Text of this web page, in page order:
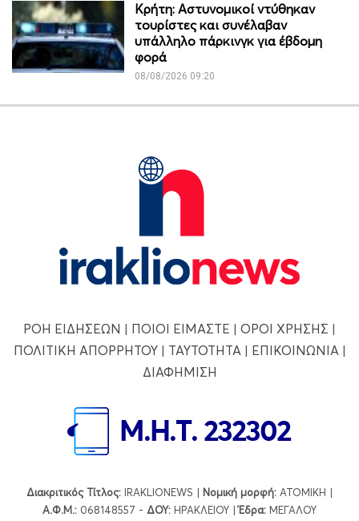
Κρήτη: Αστυνομικοί ντύθηκαν
τουρίστες και συνέλαβαν
υπάλληλο πάρκινγκ για έβδομη
φορά
08/08/2026 09:20
ΡΟΗ ΕΙΔΗΣΕΩΝ | ΠΟΙΟΙ ΕΙΜΑΣΤΕ | ΟΡΟΙ ΧΡΗΣΗΣ |
ΠΟΛΙΤΙΚΗ ΑΠΟΡΡΗΤΟΥ| ΤΑΥΤΟΤΗΤΑ| ΕΠΙΚΟΙΝΩΝΙΑ|
ΔΙΑΦΗΜΙΣΗ
Διακριτικός Τίτλος: IRAKLIONEWS | Νομική μορφή: ΑΤΟΜΙΚΗ |
Α.Φ.Μ.: 068148557 - ΔΟΥ: ΗΡΑΚΛΕΙΟΥ |Έδρα: ΜΕΓΑΛΟΥ